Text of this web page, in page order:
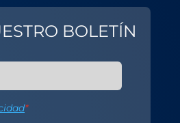
BOLETÍN
*